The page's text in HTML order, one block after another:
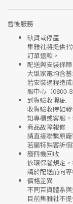
售後服務
缺貨或停產
集雅社將提供
訂單退款。
配送與安裝保障
大型家電均含基
若安裝過程造
服中心 （
到貨驗收瑕疵
收貨驗收時如
知專櫃或客服
商品故障報修
請直接聯繫原
若屬特殊客訴
廢四機回收
依環保署規定
請於配送前向
價格差異
不同百貨體系
目前集雅社不